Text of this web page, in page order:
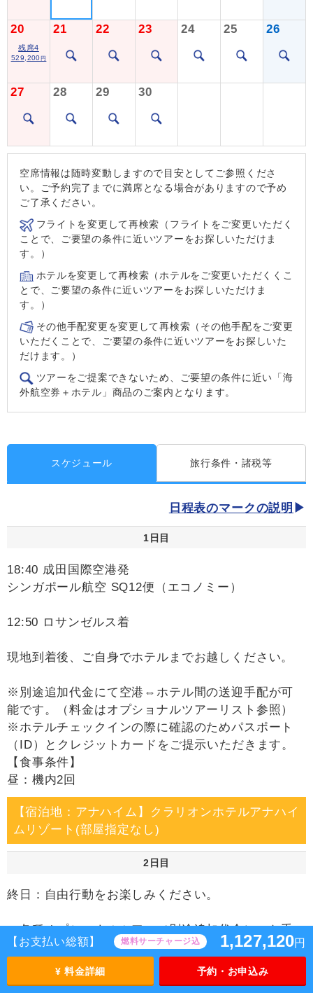
【お支払い総額】 燃料サーチャージ込 1,127,120円
¥ 料金詳細 予約・お申込み
20
残席4
529,200 円
21 22 23 24 25 26
27 28 29 30
空席情報は随時変動しますので目安としてご参照くださ
い。ご予約完了までに満席となる場合がありますので予め
ご了承ください。
フライトを変更して再検索（フライトをご変更いただく
ことで、ご要望の条件に近いツアーをお探しいただけま
す。）
ホテルを変更して再検索（ホテルをご変更いただくくこ
とで、ご要望の条件に近いツアーをお探しいただけま
す。）
その他手配変更を変更して再検索（その他手配をご変更
いただくことで、ご要望の条件に近いツアーをお探しいた
だけます。）
ツアーをご提案できないため、ご要望の条件に近い「海
外航空券＋ホテル」商品のご案内となります。
スケジュール 旅行条件・諸税等
日程表のマークの説明
1日目
18:40 成田国際空港発
シンガポール航空 SQ12便（エコノミー）
12:50 ロサンゼルス着
現地到着後、ご自身でホテルまでお越しください。
※別途追加代金にて空港⇔ホテル間の送迎手配が可
能です。（料金はオプショナルツアーリスト参照）
※ホテルチェックインの際に確認のためパスポート
（ID）とクレジットカードをご提示いただきます。
【食事条件】
昼：機内2回
【宿泊地：アナハイム】クラリオンホテルアナハイ
ムリゾート(部屋指定なし)
2日目
終日：自由行動をお楽しみください。
≪各種オプショナルツアー（別途追加代金）のお手
配も可能です≫
・ディズニーチケットの手配